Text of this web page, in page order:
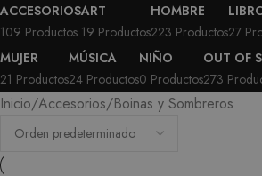
ACCESORIOS
109 Productos
ART
19 Productos
HOMBRE
223 Productos27
MUJER
21 Productos
MÚSICA
24 Productos
NIÑO
0 Productos
OUT OF
273
Inicio Accesorios Boinas y Sombreros